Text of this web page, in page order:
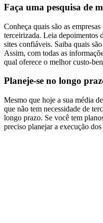
Faça uma pesquisa de
Conheça quais são as
terceirizada. Leia depoimentos
sites confiáveis. Saiba quais
Assim, com todas as
qual oferece o melhor custo-
Planeje-se no longo
Mesmo que hoje a sua média
que não tem necessidade de
longo prazo. Se você tem
preciso planejar a execução